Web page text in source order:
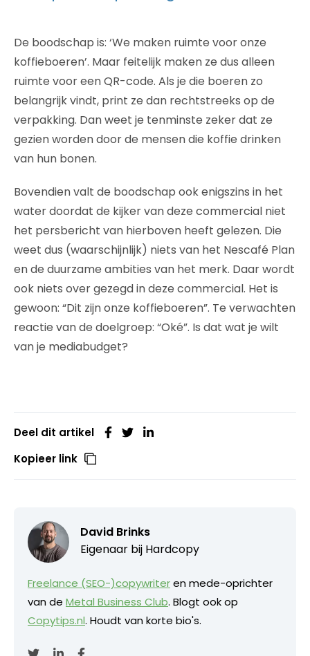
De boodschap is: ‘We maken ruimte voor onze
koffieboeren’. Maar feitelijk maken ze dus alleen
ruimte voor een QR-code. Als je die boeren zo
belangrijk vindt, print ze dan rechtstreeks op de
verpakking. Dan weet je tenminste zeker dat ze
gezien worden door de mensen die koffie drinken
van hun bonen.
Bovendien valt de boodschap ook enigszins in het
water doordat de kijker van deze commercial niet
het persbericht van hierboven heeft gelezen. Die
weet dus (waarschijnlijk) niets van het Nescafé Plan
en de duurzame ambities van het merk. Daar wordt
ook niets over gezegd in deze commercial. Het is
gewoon: “Dit zijn onze koffieboeren”. Te verwachten
reactie van de doelgroep: “Oké”. Is dat wat je wilt
van je mediabudget?
Deel dit artikel
Kopieer link
David Brinks
Eigenaar bij Hardcopy
Freelance (SEO-)copywriteren mede-oprichter
van de Metal Business Club. Blogt ook op
Copytips.nl. Houdt van korte bio's.